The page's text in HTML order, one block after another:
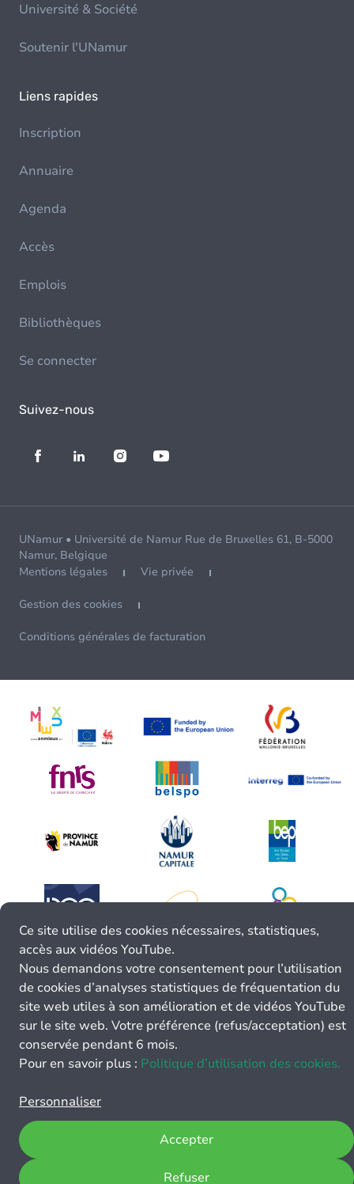
Université & Société
Soutenir l'UNamur
Liens rapides
Inscription
Annuaire
Agenda
Accès
Emplois
Bibliothèques
Se connecter
Suivez-nous
UNamur • Université de Namur Rue de Bruxelles 61, B-5000
Namur, Belgique
Mentions légales
Vie privée
Gestion des cookies
Conditions générales de facturation
Ce site utilise des cookies nécessaires, statistiques,
accès aux vidéos YouTube.
Nous demandons votre consentement pour l’utilisation
de cookies d’analyses statistiques de fréquentation du
site web utiles à son amélioration et de vidéos YouTube
sur le site web. Votre préférence (refus/acceptation) est
conservée pendant 6 mois.
Pour en savoir plus : Politique d’utilisation des cookies.
Personnaliser
Refuser
Accepter